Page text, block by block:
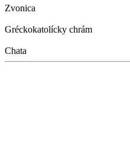
Zvonica
Gréckokatolícky chrám
Chata